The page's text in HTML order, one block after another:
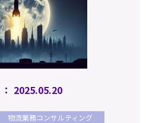
2025.05.20
物流業務コンサルティング